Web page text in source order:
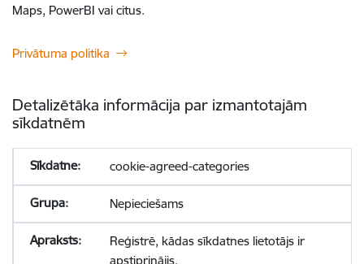
Maps, PowerBI vai citus.
Privātuma politika
Detalizētāka informācija par izmantotajām
sīkdatnēm
cookie-agreed-categories
Nepieciešams
Reģistrē, kādas sīkdatnes lietotājs ir
apstiprinājis.